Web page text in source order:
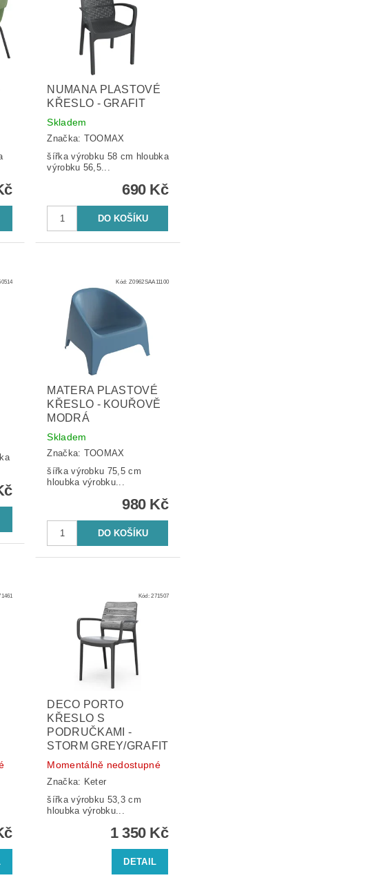
NUMANA PLASTOVÉ
KŘESLO - GRAFIT
Skladem
Značka: TOOMAX
šířka výrobku 58 cm hloubka
výrobku 56,5...
690 Kč
Kód:Z0962SAA11100
MATERA PLASTOVÉ
KŘESLO - KOUŘOVĚ
MODRÁ
Skladem
Značka: TOOMAX
šířka výrobku 75,5 cm
hloubka výrobku...
980 Kč
Kód:271507
DECO PORTO
KŘESLO S
PODRUČKAMI -
STORM GREY/GRAFIT
Momentálně nedostupné
Značka: Keter
šířka výrobku 53,3 cm
hloubka výrobku...
1 350 Kč
DETAIL